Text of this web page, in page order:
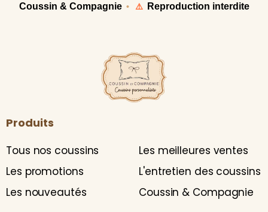
Coussin & Compagnie • ⚠️ Reproduction interdite
Produits
Tous nos coussins
Les promotions
Les nouveautés
Les meilleures ventes
L'entretien des coussins
Coussin & Compagnie